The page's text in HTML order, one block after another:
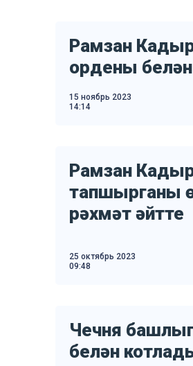
Рамзан
ордены
15 ноябрь 2023
14:14
Рамзан
тапшырганы
рәхмәт әйтте
25 октябрь 2023
09:48
Чечня
белән